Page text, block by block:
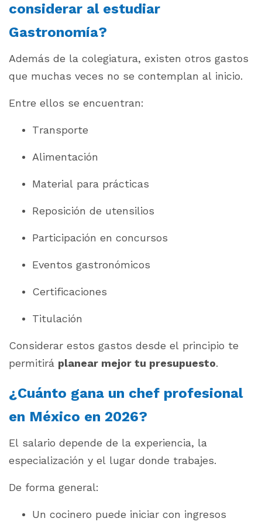
considerar al estudiar
Gastronomía?
Además de la colegiatura, existen otros gastos
que muchas veces no se contemplan al inicio.
Entre ellos se encuentran:
Transporte
Alimentación
Material para prácticas
Reposición de utensilios
Participación en concursos
Eventos gastronómicos
Certificaciones
Titulación
Considerar estos gastos desde el principio te
permitirá planear mejor tu presupuesto.
¿Cuánto gana un chef profesional
en México en 2026?
El salario depende de la experiencia, la
especialización y el lugar donde trabajes.
De forma general:
Un cocinero puede iniciar con ingresos